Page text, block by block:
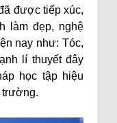
được tiếp xúc,
làm đẹp, nghệ
nay như: Tóc,
lí thuyết đây
học tập hiệu
trường.